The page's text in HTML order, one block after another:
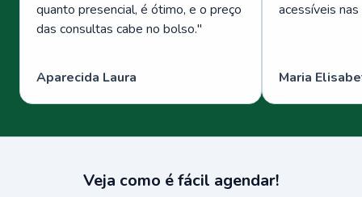
quanto presencial, é ótimo, e o preço
das consultas cabe no bolso."
Aparecida Laura
acessíveis
Maria
Veja como é fácil agendar!